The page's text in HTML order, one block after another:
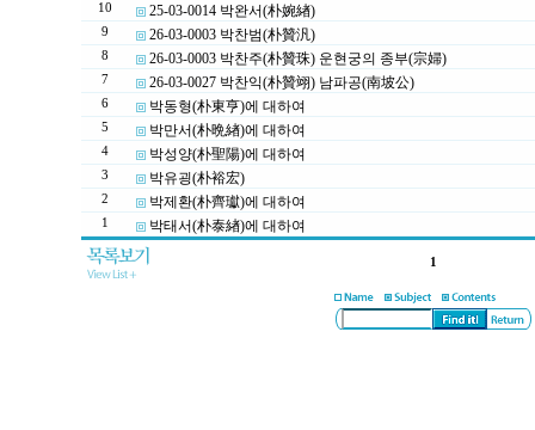
10 25-03-0014 박완서(朴婉緖)
9 26-03-0003 박찬범(朴贊汎)
8 26-03-0003 박찬주(朴贊珠) 운현궁의 종부(宗婦)
7 26-03-0027 박찬익(朴贊翊) 남파공(南坡公)
6 박동형(朴東亨)에 대하여
5 박만서(朴晩緖)에 대하여
4 박성양(朴聖陽)에 대하여
3 박유굉(朴裕宏)
2 박제환(朴齊瓛)에 대하여
1 박태서(朴泰緖)에 대하여
1